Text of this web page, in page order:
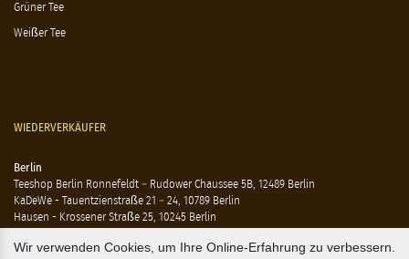
Grüner Tee
Weißer Tee
WIEDERVERKÄUFER
Berlin
Teeshop Berlin Ronnefeldt – Rudower Chaussee 5B, 12489 Berlin
KaDeWe - Tauentzienstraße 21 – 24, 10789 Berlin
Hausen - Krossener Straße 25, 10245 Berlin
Wir verwenden Cookies, um Ihre Online-Erfahrung zu verbessern.